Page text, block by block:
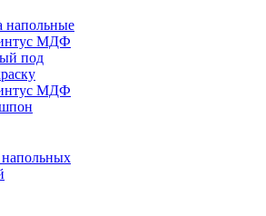
напольные
МДФ
под
МДФ